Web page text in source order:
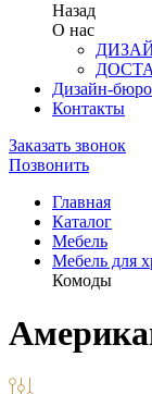
Назад
О нас
Дизайн-бюро
Контакты
Заказать звонок
Позвонить
Главная
Каталог
Мебель
Мебель для
Комоды